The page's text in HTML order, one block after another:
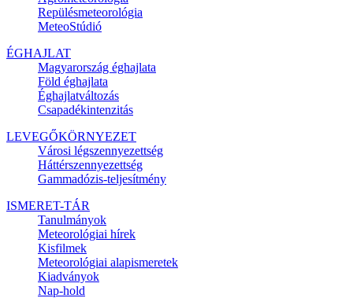
Repülésmeteorológia
MeteoStúdió
ÉGHAJLAT
Magyarország éghajlata
Föld éghajlata
Éghajlatváltozás
Csapadékintenzitás
LEVEGŐKÖRNYEZET
Városi légszennyezettség
Háttérszennyezettség
Gammadózis-teljesítmény
ISMERET-TÁR
Tanulmányok
Meteorológiai hírek
Kisfilmek
Meteorológiai alapismeretek
Kiadványok
Nap-hold